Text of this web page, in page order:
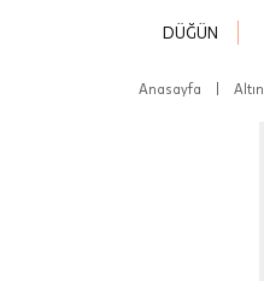
DÜĞÜN
Anasayfa Altın